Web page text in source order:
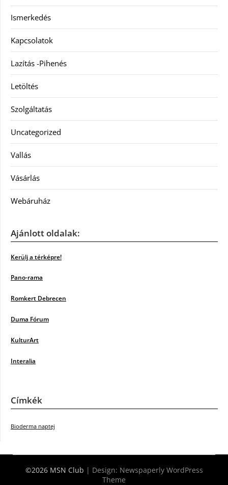
Ismerkedés
Kapcsolatok
Lazítás -Pihenés
Letöltés
Szolgáltatás
Uncategorized
Vallás
Vásárlás
Webáruház
Ajánlott oldalak:
Kerülj a térképre!
Pano-rama
Romkert Debrecen
Duma Fórum
KulturArt
Interalia
Címkék
Bioderma naptej
©2026 MSN Club | Design: Newspaperly WordPress
Theme